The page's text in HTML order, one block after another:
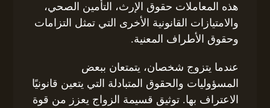
هذه المعاملات حقوق الإرث، التأمين الصحي،
والامتيازات القانونية الأخرى التي تمثل التزامات
وحقوق الأطراف المعنية.
عندما يتزوج شخصان، يتمتعان ببعض
المسؤوليات والحقوق المتبادلة التي يتعين قانونيًا
الاعتراف بها. توثيق قسيمة الزواج يعزز من قوة